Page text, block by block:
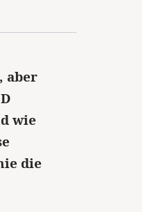
aber
wie
die